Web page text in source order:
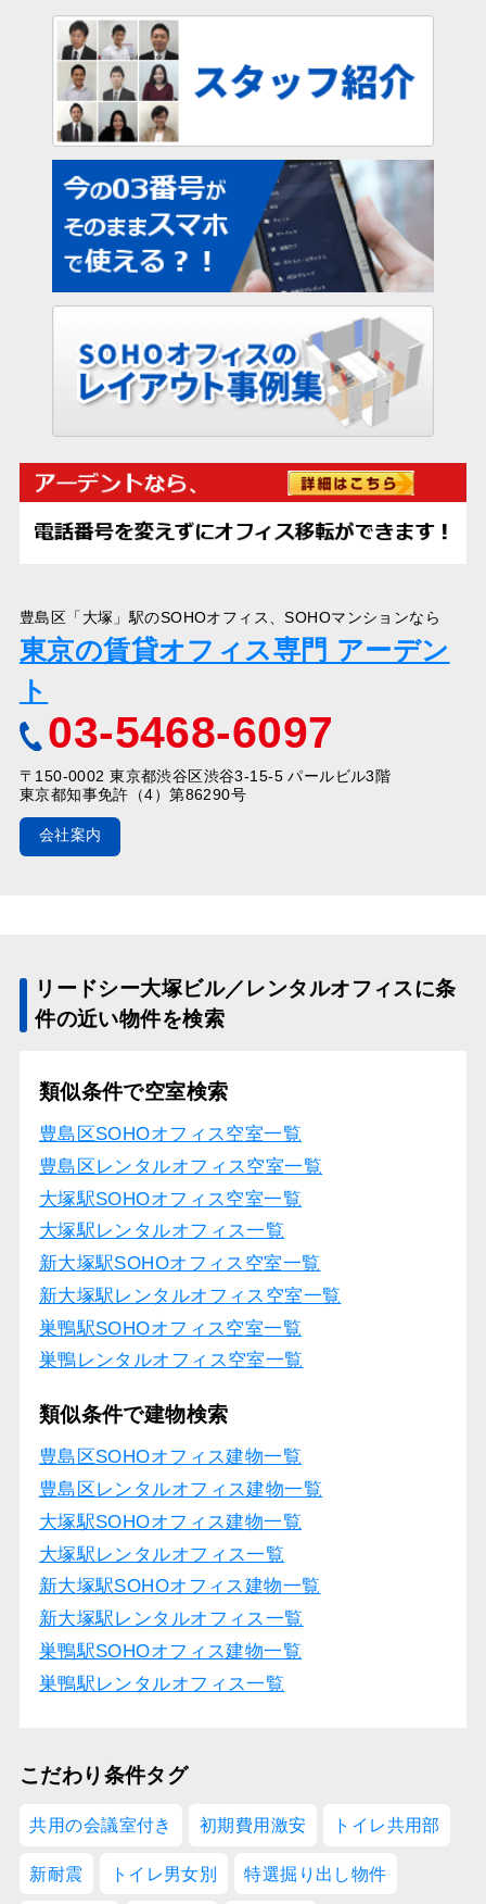
豊島区「大塚」駅のSOHOオフィス、SOHOマンションなら
東京の賃貸オフィス専門 アーデン
ト
03-5468-6097
〒150-0002 東京都渋谷区渋谷3-15-5 パールビル3階
東京都知事免許（4）第86290号
会社案内
リードシー大塚ビル／レンタルオフィスに条
件の近い物件を検索
類似条件で空室検索
豊島区SOHOオフィス空室一覧
豊島区レンタルオフィス空室一覧
大塚駅SOHOオフィス空室一覧
大塚駅レンタルオフィス一覧
新大塚駅SOHOオフィス空室一覧
新大塚駅レンタルオフィス空室一覧
巣鴨駅SOHOオフィス空室一覧
巣鴨レンタルオフィス空室一覧
類似条件で建物検索
豊島区SOHOオフィス建物一覧
豊島区レンタルオフィス建物一覧
大塚駅SOHOオフィス建物一覧
大塚駅レンタルオフィス一覧
新大塚駅SOHOオフィス建物一覧
新大塚駅レンタルオフィス一覧
巣鴨駅SOHOオフィス建物一覧
巣鴨駅レンタルオフィス一覧
こだわり条件タグ
共用の会議室付き 初期費用激安 トイレ共用部
新耐震 トイレ男女別 特選掘り出し物件